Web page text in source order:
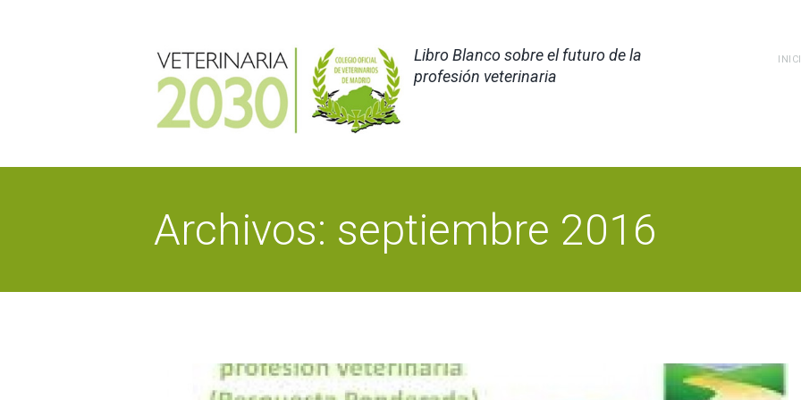
Libro Blanco sobre el futuro de la
profesión veterinaria
Archivos: septiembre 2016